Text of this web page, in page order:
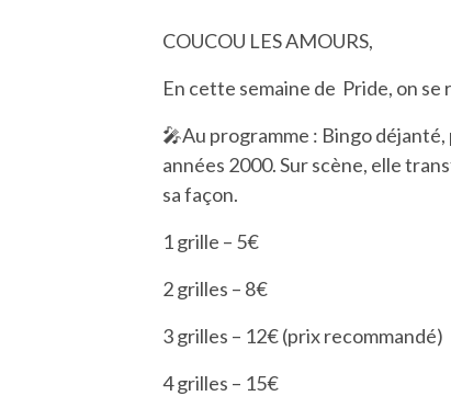
COUCOU LES AMOURS,
En cette semaine de Pride, on
🎤Au programme : Bingo
années 2000. Sur scène, elle
sa façon.
1 grille – 5€
2 grilles – 8€
3 grilles – 12€ (prix recommandé)
4 grilles – 15€